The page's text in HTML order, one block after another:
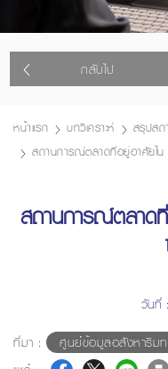
กลับไป
หน้าแรก บทวิเคราะห์
สรุปส
สถานการณ์ตลาดที่อยู่อาศัยใ
สถานการณ์ตลาด
วันที่
ที่มา :
ศูนย์ข้อมูลอสังหาริม